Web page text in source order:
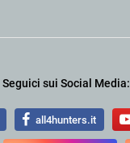
Seguici sui Social Media:
all4hunters.it